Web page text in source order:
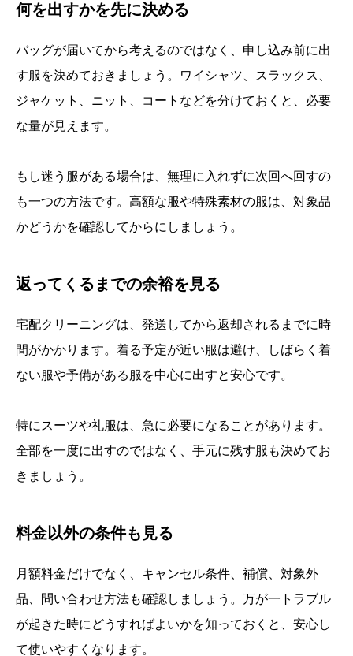
何を出すかを先に決める
バッグが届いてから考えるのではなく、申し込み前に出
す服を決めておきましょう。ワイシャツ、スラックス、
ジャケット、ニット、コートなどを分けておくと、必要
な量が見えます。
もし迷う服がある場合は、無理に入れずに次回へ回すの
も一つの方法です。高額な服や特殊素材の服は、対象品
かどうかを確認してからにしましょう。
返ってくるまでの余裕を見る
宅配クリーニングは、発送してから返却されるまでに時
間がかかります。着る予定が近い服は避け、しばらく着
ない服や予備がある服を中心に出すと安心です。
特にスーツや礼服は、急に必要になることがあります。
全部を一度に出すのではなく、手元に残す服も決めてお
きましょう。
料金以外の条件も見る
月額料金だけでなく、キャンセル条件、補償、対象外
品、問い合わせ方法も確認しましょう。万が一トラブル
が起きた時にどうすればよいかを知っておくと、安心し
て使いやすくなります。